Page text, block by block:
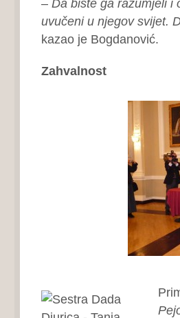
– Da biste ga razumjeli i
uvučeni u njegov svijet.
kazao je Bogdanović.
Zahvalnost